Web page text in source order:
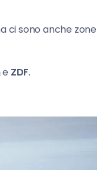
ci sono anche zone
e ZDF.